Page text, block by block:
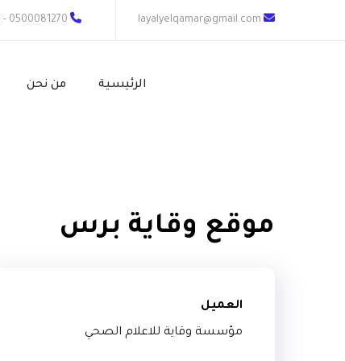
0500081270 - 0558372416
الرئيسية من نحن
موقع وقاية برس
العميل
مؤسسة وقاية للاعلام الصحي